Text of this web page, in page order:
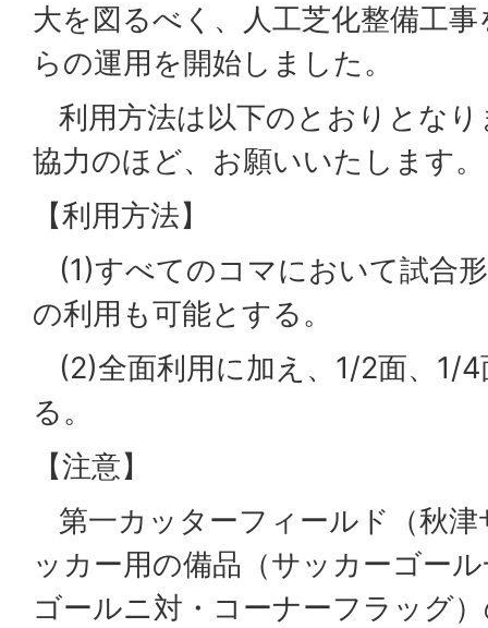
大を図るべく、人工芝化整備工
らの運用を開始しました。
利用方法は以下のとおりとな
協力のほど、お願いいたします。
【利用方法】
(1)すべてのコマにおいて試合
の利用も可能とする。
(2)全面利用に加え、1/2面、1/
る。
【注意】
第一カッターフィールド（秋
ッカー用の備品（サッカーゴー
ゴールニ対・コーナーフラッグ